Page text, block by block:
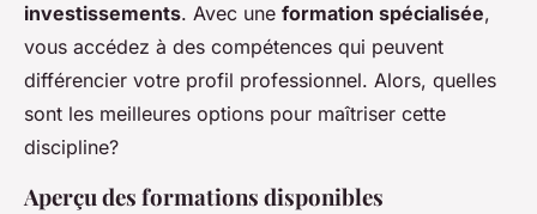
investissements. Avec une formation spécialisée,
vous accédez à des compétences qui peuvent
différencier votre profil professionnel. Alors, quelles
sont les meilleures options pour maîtriser cette
discipline?
Aperçu des formations disponibles